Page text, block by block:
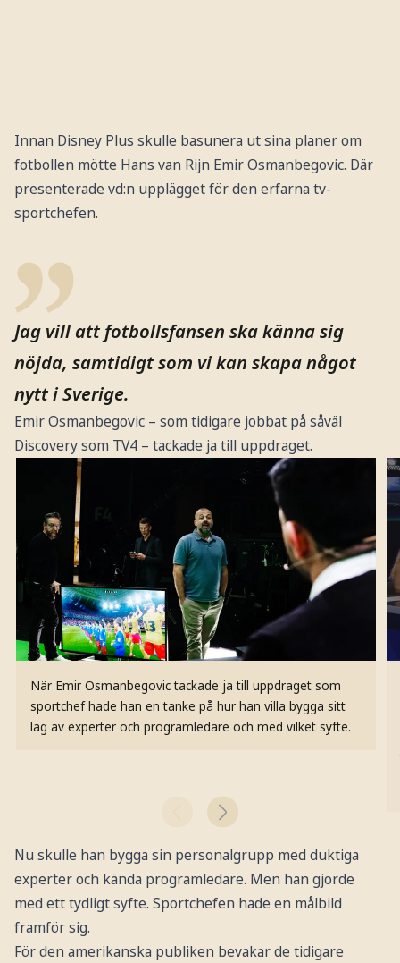
Innan Disney Plus skulle basunera ut sina planer om
fotbollen mötte Hans van Rijn Emir Osmanbegovic. Där
presenterade vd:n upplägget för den erfarna tv-
sportchefen.
Jag vill att fotbollsfansen ska känna sig
nöjda, samtidigt som vi kan skapa något
nytt i Sverige.
Emir Osmanbegovic – som tidigare jobbat på såväl
Discovery som TV4 – tackade ja till uppdraget.
När Emir Osmanbegovic tackade ja till uppdraget som
sportchef hade han en tanke på hur han villa bygga sitt
lag av experter och programledare och med vilket syfte.
Nu skulle han bygga sin personalgrupp med duktiga
experter och kända programledare. Men han gjorde
med ett tydligt syfte. Sportchefen hade en målbild
framför sig.
För den amerikanska publiken bevakar de tidigare